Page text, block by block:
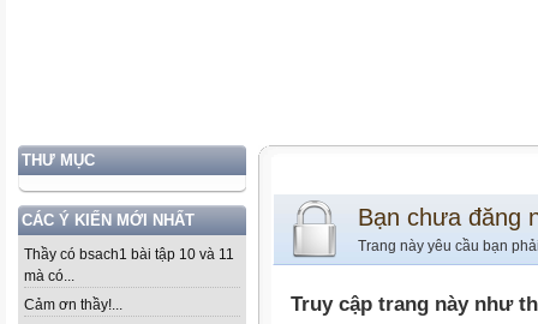
THƯ MỤC
CÁC Ý KIẾN MỚI NHẤT
Thầy có bsach1 bài tập 10 và 11
mà có...
Cảm ơn thầy!...
Bạn chưa đăng
Trang này yêu cầu bạn
Truy cập trang này như